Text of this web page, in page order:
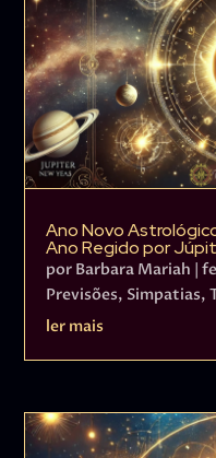
Ano Novo
Ano Regido por
por Barbara Mariah |
Previsões, Simpatias,
ler mais